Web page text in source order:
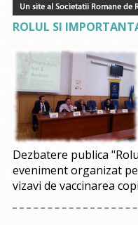
ROLUL SI
Dezbatere publica
eveniment organizat
vizavi de vaccinarea